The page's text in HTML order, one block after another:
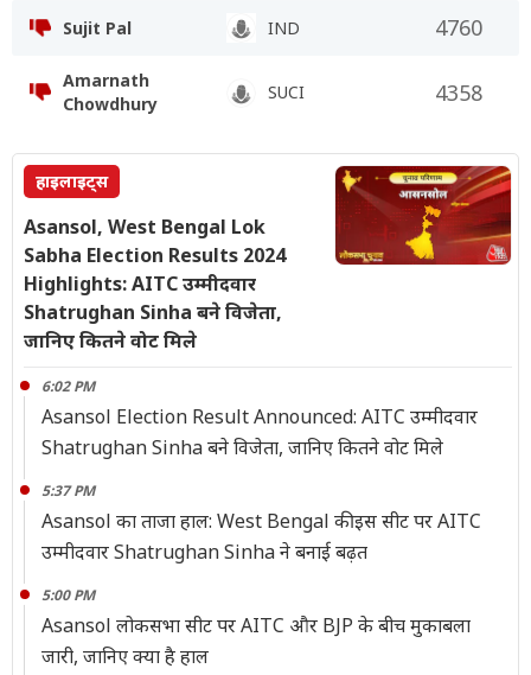
Sujit Pal IND 4760
Amarnath
Chowdhury
SUCI 4358
हाइलाइट्स
Asansol, West Bengal Lok
Sabha Election Results 2024
Highlights: AITC उम्मीदवार
Shatrughan Sinha बने विजेता,
जानिए कितने वोट मिले
6:02 PM
Asansol Election Result Announced: AITC उम्मीदवार
Shatrughan Sinha बने विजेता, जानिए कितने वोट मिले
5:37 PM
Asansol का ताजा हाल: West Bengal की इस सीट पर AITC
उम्मीदवार Shatrughan Sinha ने बनाई बढ़त
5:00 PM
Asansol लोकसभा सीट पर AITC और BJP के बीच मुकाबला
जारी, जानिए क्या है हाल